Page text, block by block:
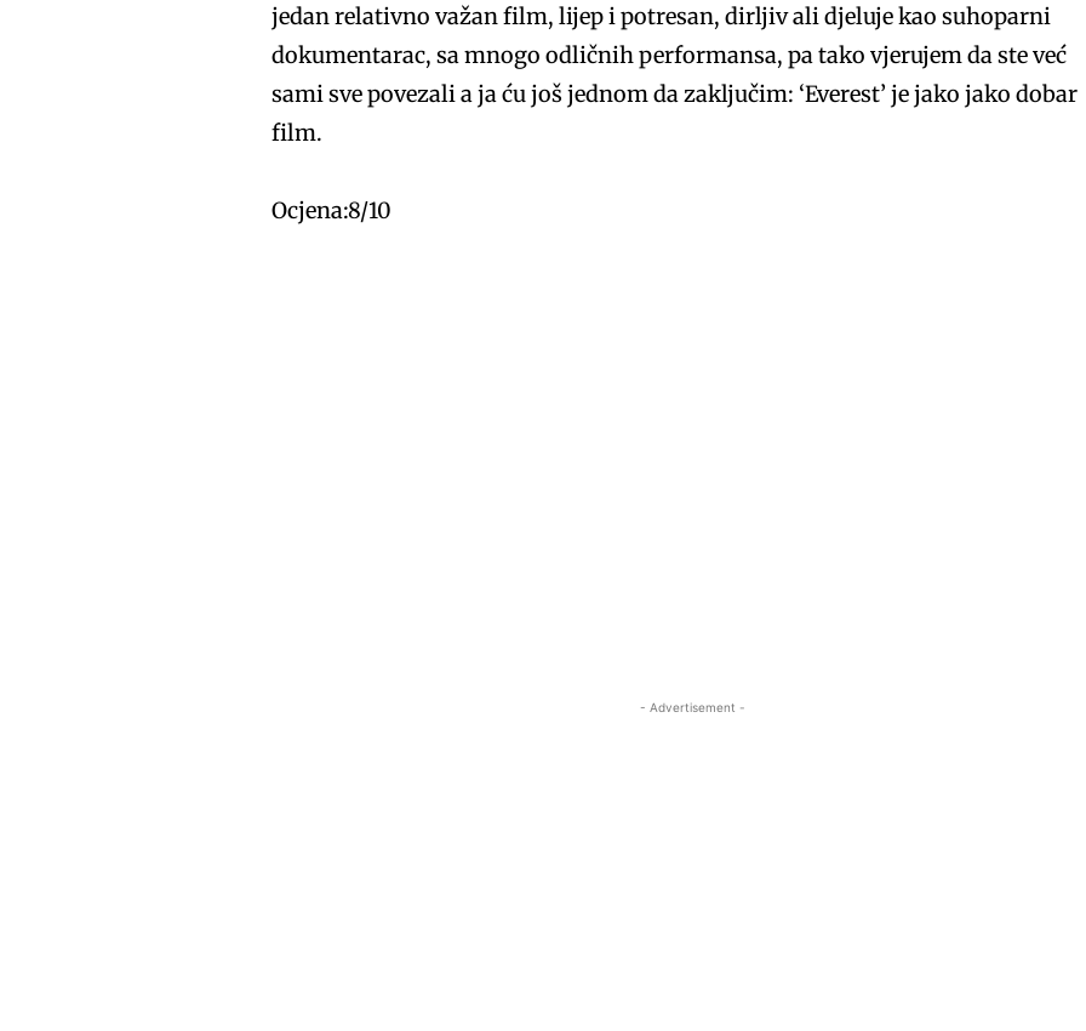
jedan relativno važan film, lijep i potresan, dirljiv ali djeluje kao suhoparni
dokumentarac, sa mnogo odličnih performansa, pa tako vjerujem da ste već
sami sve povezali a ja ću još jednom da zaključim: ‘Everest’ je jako jako dobar
film.
Ocjena:8/10
- Advertisement -